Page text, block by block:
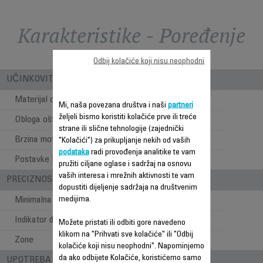
Karakteristike - Poređenje
UČINKOVITOST ŠIŠANJA
Materijal oštrice Nehrđajući čelik
Obloga oštrice Titanium
Brzina motora (rpm) 6500 rpm
Postavke brzine
PRECIZNOST
Minimalna dužina šišanja
Indikator dužine šišanja Točkić
Zone
UPOTREBA - STILOVI PRI ŠIŠANJU
Mi, naša povezana društva i naši partneri
željeli bismo koristiti kolačiće prve ili treće
strane ili slične tehnologije (zajednički
"Kolačići") za prikupljanje nekih od vaših
podatakaradi provođenja analitike te vam
pružiti ciljane oglase i sadržaj na osnovu
vaših interesa i mrežnih aktivnosti te vam
dopustiti dijeljenje sadržaja na društvenim
medijima.
Možete pristati ili odbiti gore navedeno
klikom na "Prihvati sve kolačiće" ili "Odbij
kolačiće koji nisu neophodni". Napominjemo
da ako odbijete Kolačiće, koristićemo samo
Odbij kolačiće koji nisu neophodni